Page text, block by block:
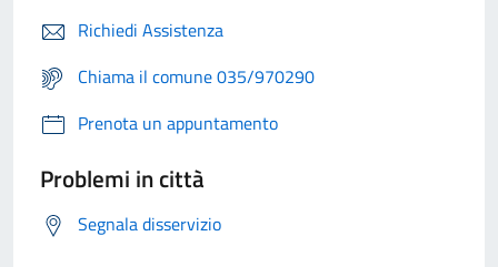
Richiedi Assistenza
Chiama il comune 035/970290
Prenota un appuntamento
Problemi in città
Segnala disservizio